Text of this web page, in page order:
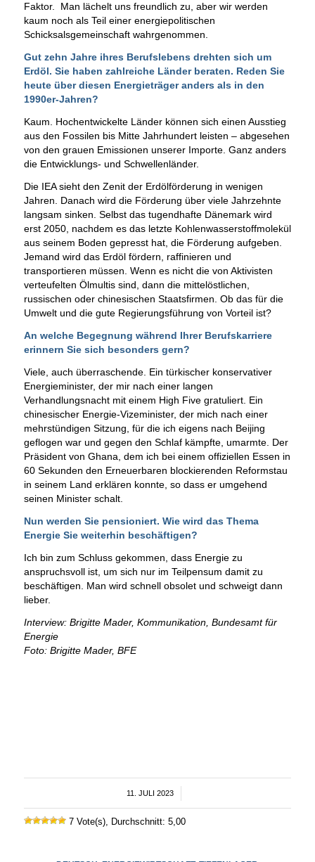
Faktor. Man lächelt uns freundlich zu, aber wir werden
kaum noch als Teil einer energiepolitischen
Schicksalsgemeinschaft wahrgenommen.
Gut zehn Jahre ihres Berufslebens drehten sich um
Erdöl. Sie haben zahlreiche Länder beraten. Reden Sie
heute über diesen Energieträger anders als in den
1990er-Jahren?
Kaum. Hochentwickelte Länder können sich einen Ausstieg
aus den Fossilen bis Mitte Jahrhundert leisten – abgesehen
von den grauen Emissionen unserer Importe. Ganz anders
die Entwicklungs- und Schwellenländer.
Die IEA sieht den Zenit der Erdölförderung in wenigen
Jahren. Danach wird die Förderung über viele Jahrzehnte
langsam sinken. Selbst das tugendhafte Dänemark wird
erst 2050, nachdem es das letzte Kohlenwasserstoffmolekül
aus seinem Boden gepresst hat, die Förderung aufgeben.
Jemand wird das Erdöl fördern, raffinieren und
transportieren müssen. Wenn es nicht die von Aktivisten
verteufelten Ölmultis sind, dann die mittelöstlichen,
russischen oder chinesischen Staatsfirmen. Ob das für die
Umwelt und die gute Regierungsführung von Vorteil ist?
An welche Begegnung während Ihrer Berufskarriere
erinnern Sie sich besonders gern?
Viele, auch überraschende. Ein türkischer konservativer
Energieminister, der mir nach einer langen
Verhandlungsnacht mit einem High Five gratuliert. Ein
chinesischer Energie-Vizeminister, der mich nach einer
mehrstündigen Sitzung, für die ich eigens nach Beijing
geflogen war und gegen den Schlaf kämpfte, umarmte. Der
Präsident von Ghana, dem ich bei einem offiziellen Essen in
60 Sekunden den Erneuerbaren blockierenden Reformstau
in seinem Land erklären konnte, so dass er umgehend
seinen Minister schalt.
Nun werden Sie pensioniert. Wie wird das Thema
Energie Sie weiterhin beschäftigen?
Ich bin zum Schluss gekommen, dass Energie zu
anspruchsvoll ist, um sich nur im Teilpensum damit zu
beschäftigen. Man wird schnell obsolet und schweigt dann
lieber.
Interview: Brigitte Mader, Kommunikation, Bundesamt für
Energie
Foto: Brigitte Mader, BFE
11. JULI 2023
7 Vote(s), Durchschnitt: 5,00